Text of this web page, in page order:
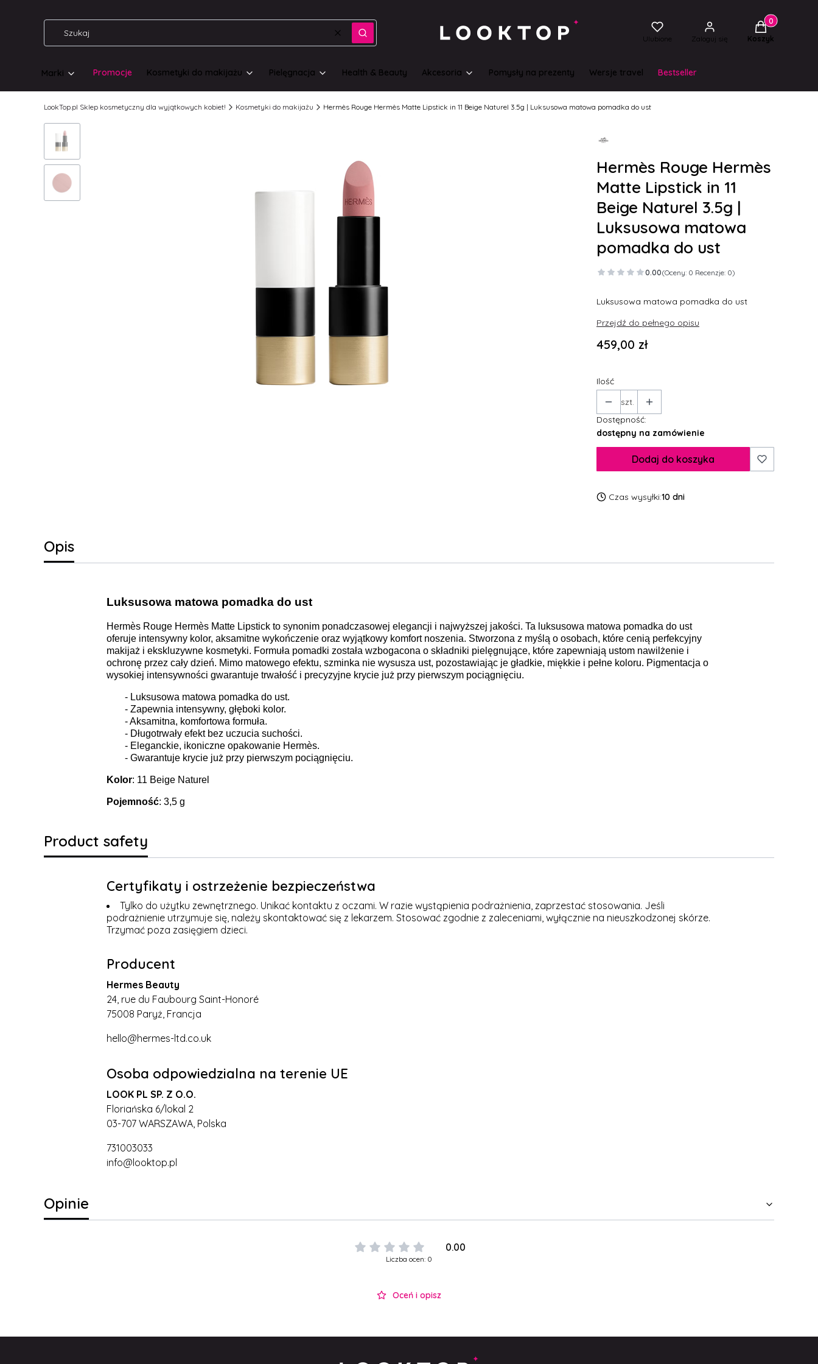
WyczyśćSzukaj Ulubione Zaloguj się
Produkty w
Koszyk
Marki Promocje Kosmetyki do makijażu Pielęgnacja Health & Beauty Akcesoria Pomysły na prezenty Wersje travel Bestseller
LookTop.pl Sklep kosmetyczny dla wyjątkowych kobiet! Kosmetyki do makijażu Hermès Rouge Hermès Matte Lipstick in 11 Beige Naturel 3.5g | Luksusowa matowa pomadka do ust
Hermès Rouge Hermès
Matte Lipstick in 11
Beige Naturel 3.5g |
Luksusowa matowa
pomadka do ust
0.00(Oceny: 0 Recenzje: 0)
Luksusowa matowa pomadka do ust
Przejdź do pełnego opisu
Cena
459,00 zł
Ilość
szt.
Dostępność:
dostępny na zamówienie
Dodaj do koszyka
Czas wysyłki:10 dni
Opis
Luksusowa matowa pomadka do ust
Hermès Rouge Hermès Matte Lipstick to synonim ponadczasowej elegancji i najwyższej jakości. Ta luksusowa matowa pomadka do ust
oferuje intensywny kolor, aksamitne wykończenie oraz wyjątkowy komfort noszenia. Stworzona z myślą o osobach, które cenią perfekcyjny
makijaż i ekskluzywne kosmetyki. Formuła pomadki została wzbogacona o składniki pielęgnujące, które zapewniają ustom nawilżenie i
ochronę przez cały dzień. Mimo matowego efektu, szminka nie wysusza ust, pozostawiając je gładkie, miękkie i pełne koloru. Pigmentacja o
wysokiej intensywności gwarantuje trwałość i precyzyjne krycie już przy pierwszym pociągnięciu.
- Luksusowa matowa pomadka do ust.
- Zapewnia intensywny, głęboki kolor.
- Aksamitna, komfortowa formuła.
- Długotrwały efekt bez uczucia suchości.
- Eleganckie, ikoniczne opakowanie Hermès.
- Gwarantuje krycie już przy pierwszym pociągnięciu.
Kolor: 11 Beige Naturel
Pojemność: 3,5 g
Product safety
Certyfikaty i ostrzeżenie bezpieczeństwa
Tylko do użytku zewnętrznego. Unikać kontaktu z oczami. W razie wystąpienia podrażnienia, zaprzestać stosowania. Jeśli
podrażnienie utrzymuje się, należy skontaktować się z lekarzem. Stosować zgodnie z zaleceniami, wyłącznie na nieuszkodzonej skórze.
Trzymać poza zasięgiem dzieci.
Producent
Hermes Beauty
24, rue du Faubourg Saint-Honoré
75008 Paryż, Francja
hello@hermes-ltd.co.uk
Osoba odpowiedzialna na terenie UE
LOOK PL SP. Z O.O.
Floriańska 6/lokal 2
03-707 WARSZAWA, Polska
731003033
info@looktop.pl
Opinie
0.00
Liczba ocen: 0
Oceń i opisz